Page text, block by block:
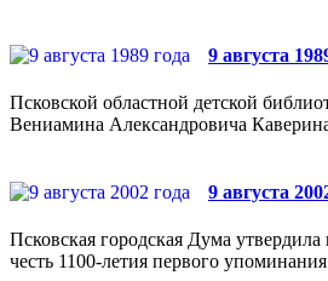
9 августа
Псковской областной детской
Вениамина Александровича
9 августа
Псковская городская Дума
честь 1100-летия первого